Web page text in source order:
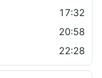
17:32
20:58
22:28